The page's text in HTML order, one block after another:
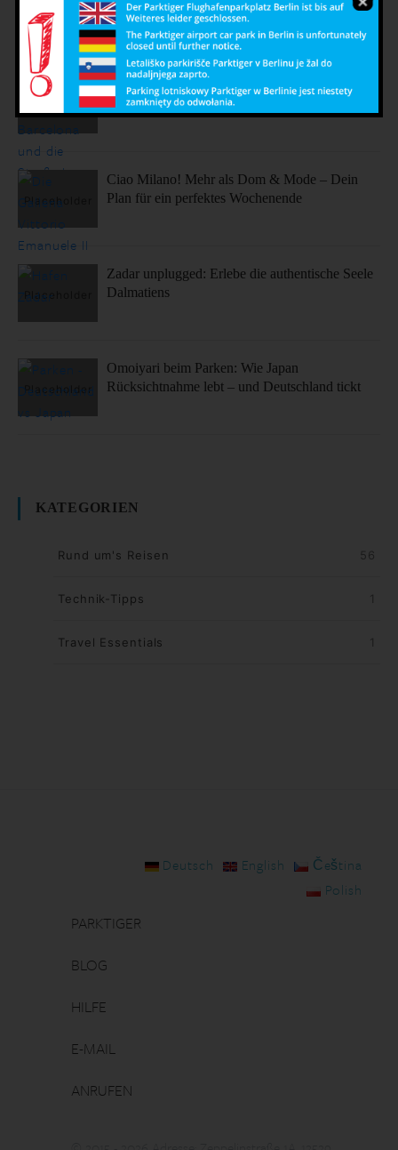
einem dieser coolen Airbnbs stattfinden sollte.
Sonne, Stil, Sehenswürdigkeiten – So fühlt sich
Barcelona an
Ciao Milano! Mehr als Dom & Mode – Dein
Plan für ein perfektes Wochenende
Zadar unplugged: Erlebe die authentische Seele
Dalmatiens
Omoiyari beim Parken: Wie Japan
Rücksichtnahme lebt – und Deutschland tickt
KATEGORIEN
Rund um's Reisen 56
Technik-Tipps 1
Travel Essentials 1
Deutsch English
Čeština
Polish
PARKTIGER
BLOG
HILFE
E-MAIL
ANRUFEN